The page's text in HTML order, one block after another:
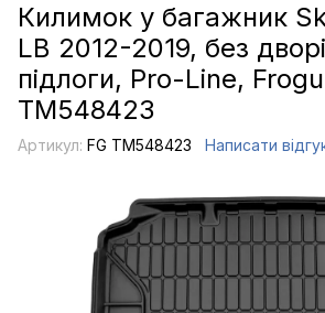
Килимок у багажник
LB 2012-2019, без
підлоги, Pro-Line,
TM548423
Артикул: FG TM548423 Написати